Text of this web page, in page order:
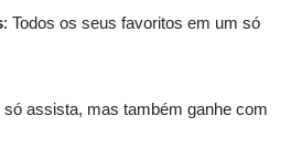
: Todos os seus favoritos em um só
só assista, mas também ganhe com